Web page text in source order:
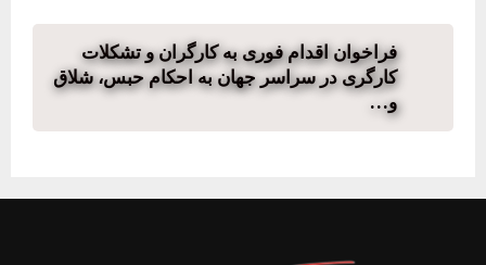
فراخوان اقدام فوری به کارگران و تشکلات
کارگری در سراسر جهان به احکام حبس، شلاق
و…